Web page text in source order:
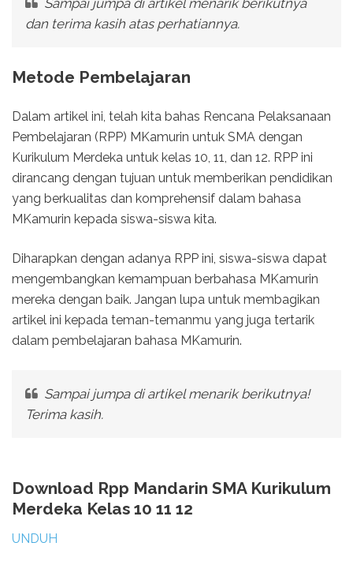
Sampai jumpa di artikel menarik berikutnya
dan terima kasih atas perhatiannya.
Metode Pembelajaran
Dalam artikel ini, telah kita bahas Rencana Pelaksanaan
Pembelajaran (RPP) MKamurin untuk SMA dengan
Kurikulum Merdeka untuk kelas 10, 11, dan 12. RPP ini
dirancang dengan tujuan untuk memberikan pendidikan
yang berkualitas dan komprehensif dalam bahasa
MKamurin kepada siswa-siswa kita.
Diharapkan dengan adanya RPP ini, siswa-siswa dapat
mengembangkan kemampuan berbahasa MKamurin
mereka dengan baik. Jangan lupa untuk membagikan
artikel ini kepada teman-temanmu yang juga tertarik
dalam pembelajaran bahasa MKamurin.
Sampai jumpa di artikel menarik berikutnya!
Terima kasih.
Download Rpp Mandarin SMA Kurikulum
Merdeka Kelas 10 11 12
UNDUH